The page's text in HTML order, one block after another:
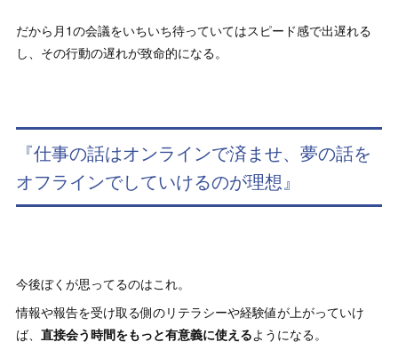
だから月1の会議をいちいち待っていてはスピード感で出遅れる
し、その行動の遅れが致命的になる。
『仕事の話はオンラインで済ませ、夢の話を
オフラインでしていけるのが理想』
今後ぼくが思ってるのはこれ。
情報や報告を受け取る側のリテラシーや経験値が上がっていけ
ば、直接会う時間をもっと有意義に使えるようになる。